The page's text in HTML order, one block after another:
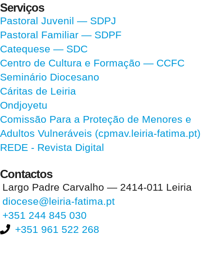
Serviços
Pastoral Juvenil — SDPJ
Pastoral Familiar — SDPF
Catequese — SDC
Centro de Cultura e Formação — CCFC
Seminário Diocesano
Cáritas de Leiria
Ondjoyetu
Comissão Para a Proteção de Menores e
Adultos Vulneráveis (cpmav.leiria-fatima.pt)
REDE - Revista Digital
Contactos
Largo Padre Carvalho — 2414-011 Leiria
diocese@leiria-fatima.pt
+351 244 845 030
+351 961 522 268